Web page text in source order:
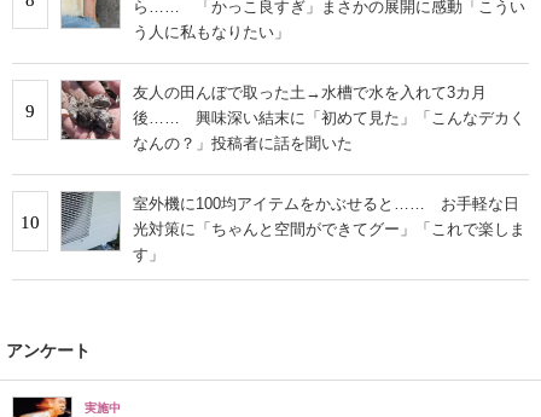
ら…… 「かっこ良すぎ」まさかの展開に感動「こうい
う人に私もなりたい」
9
友人の田んぼで取った土→水槽で水を入れて3カ月
後…… 興味深い結末に「初めて見た」「こんなデカく
なんの？」投稿者に話を聞いた
10
室外機に100均アイテムをかぶせると…… お手軽な日
光対策に「ちゃんと空間ができてグー」「これで楽しま
す」
アンケート
実施中